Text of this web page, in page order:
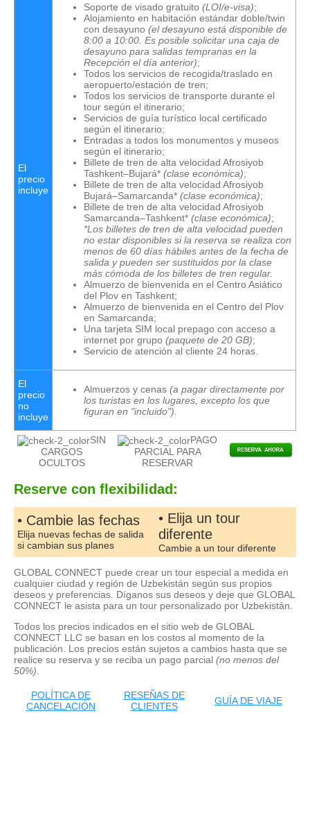
El
precio
incluye
Soporte de visado gratuito (LOI/e-visa);
Alojamiento en habitación estándar doble/twin
con desayuno (el desayuno está disponible de
8:00 a 10:00. Es posible solicitar una caja de
desayuno para salidas tempranas en la
Recepción el día anterior);
Todos los servicios de recogida/traslado en
aeropuerto/estación de tren;
Todos los servicios de transporte durante el
tour según el itinerario;
Servicios de guía turístico local certificado
según el itinerario;
Entradas a todos los monumentos y museos
según el itinerario;
Billete de tren de alta velocidad Afrosiyob
Tashkent–Bujará* (clase económica);
Billete de tren de alta velocidad Afrosiyob
Bujará–Samarcanda* (clase económica);
Billete de tren de alta velocidad Afrosiyob
Samarcanda–Tashkent* (clase económica);
*Los billetes de tren de alta velocidad pueden
no estar disponibles si la reserva se realiza con
menos de 60 días hábiles antes de la fecha de
salida y pueden ser sustituidos por la clase
más cómoda de los billetes de tren regular.
Almuerzo de bienvenida en el Centro Asiático
del Plov en Tashkent;
Almuerzo de bienvenida en el Centro del Plov
en Samarcanda;
Una tarjeta SIM local prepago con acceso a
internet por grupo (paquete de 20 GB);
Servicio de atención al cliente 24 horas.
El
precio
no
incluye
Almuerzos y cenas (a pagar directamente por
los turistas en los lugares, excepto los que
figuran en "incluido").
SIN
CARGOS
OCULTOS
PAGO
PARCIAL PARA
RESERVAR
Reserve con flexibilidad:
• Cambie las fechas
Elija nuevas fechas de salida
si cambian sus planes
• Elija un tour
diferente
Cambie a un tour diferente
GLOBAL CONNECT puede crear un tour especial a medida en
cualquier ciudad y región de Uzbekistán según sus propios
deseos y preferencias. Díganos sus deseos y deje que GLOBAL
CONNECT le asista para un tour personalizado por Uzbekistán.
Todos los precios indicados en el sitio web de GLOBAL
CONNECT LLC se basan en los costos al momento de la
publicación. Los precios están sujetos a cambios hasta que se
realice su reserva y se reciba un pago parcial (no menos del
50%)
POLÍTICA DE
CANCELACIÓN
RESEÑAS DE
CLIENTES
GUÍA DE VIAJE